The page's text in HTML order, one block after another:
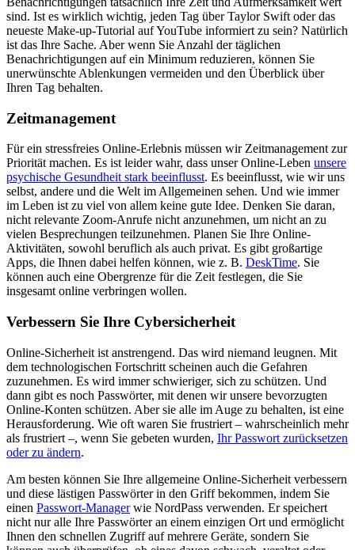
sind. Ist es wirklich wichtig, jeden Tag über Taylor Swift oder das
neueste Make-up-Tutorial auf YouTube informiert zu sein? Natürlich
ist das Ihre Sache. Aber wenn Sie Anzahl der täglichen
Benachrichtigungen auf ein Minimum reduzieren, können Sie
unerwünschte Ablenkungen vermeiden und den Überblick über
Ihren Tag behalten.
Zeitmanagement
Für ein stressfreies Online-Erlebnis müssen wir Zeitmanagement zur
Priorität machen. Es ist leider wahr, dass unser Online-Leben unsere
psychische Gesundheit stark beeinflusst. Es beeinflusst, wie wir uns
selbst, andere und die Welt im Allgemeinen sehen. Und wie immer
im Leben ist zu viel von allem keine gute Idee. Denken Sie daran,
nicht relevante Zoom-Anrufe nicht anzunehmen, um nicht an zu
vielen Besprechungen teilzunehmen. Planen Sie Ihre Online-
Aktivitäten, sowohl beruflich als auch privat. Es gibt großartige
Apps, die Ihnen dabei helfen können, wie z. B. DeskTime. Sie
können auch eine Obergrenze für die Zeit festlegen, die Sie
insgesamt online verbringen wollen.
Verbessern Sie Ihre Cybersicherheit
Online-Sicherheit ist anstrengend. Das wird niemand leugnen. Mit
dem technologischen Fortschritt scheinen auch die Gefahren
zuzunehmen. Es wird immer schwieriger, sich zu schützen. Und
dann gibt es noch Passwörter, mit denen wir unsere bevorzugten
Online-Konten schützen. Aber sie alle im Auge zu behalten, ist eine
Herausforderung. Wie oft waren Sie frustriert – wahrscheinlich mehr
als frustriert –, wenn Sie gebeten wurden, Ihr Passwort zurücksetzen
oder zu ändern.
Am besten können Sie Ihre allgemeine Online-Sicherheit verbessern
und diese lästigen Passwörter in den Griff bekommen, indem Sie
einen Passwort-Managerwie NordPass verwenden. Er speichert
nicht nur alle Ihre Passwörter an einem einzigen Ort und ermöglicht
Ihnen den schnellen Zugriff auf mehrere Geräte, sondern Sie